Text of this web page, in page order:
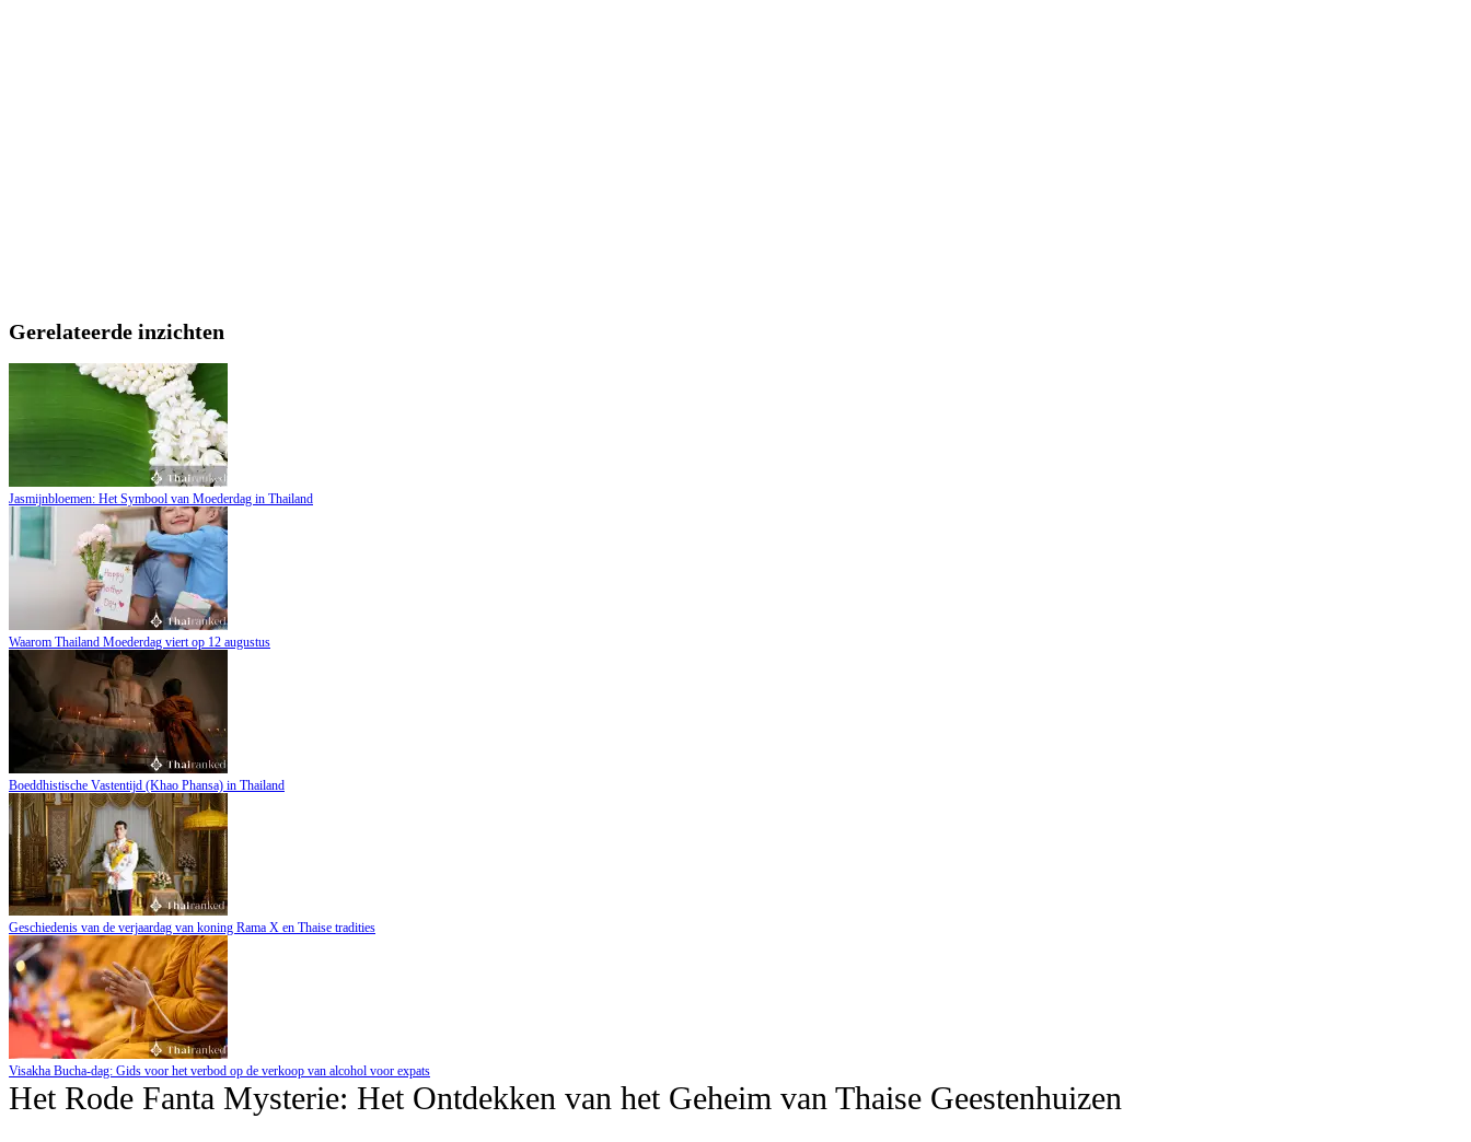
Gerelateerde inzichten
Jasmijnbloemen: Het Symbool van Moederdag in Thailand
Waarom Thailand Moederdag viert op 12 augustus
Boeddhistische Vastentijd (Khao Phansa) in Thailand
Geschiedenis van de verjaardag van koning Rama X en Thaise tradities
Visakha Bucha-dag: Gids voor het verbod op de verkoop van alcohol voor expats
Het Rode Fanta Mysterie: Het Ontdekken van het Geheim van Thaise Geestenhuizen